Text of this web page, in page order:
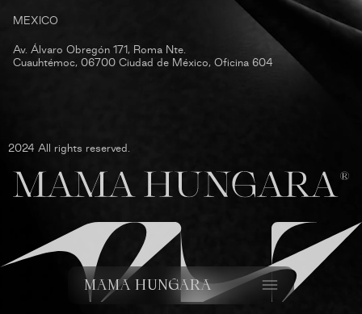
MAMA HUNGARA
MEXICO
Av. Álvaro Obregón 171, Roma Nte.
Cuauhtémoc, 06700 Ciudad de México, Oficina 604
2024 All rights reserved.